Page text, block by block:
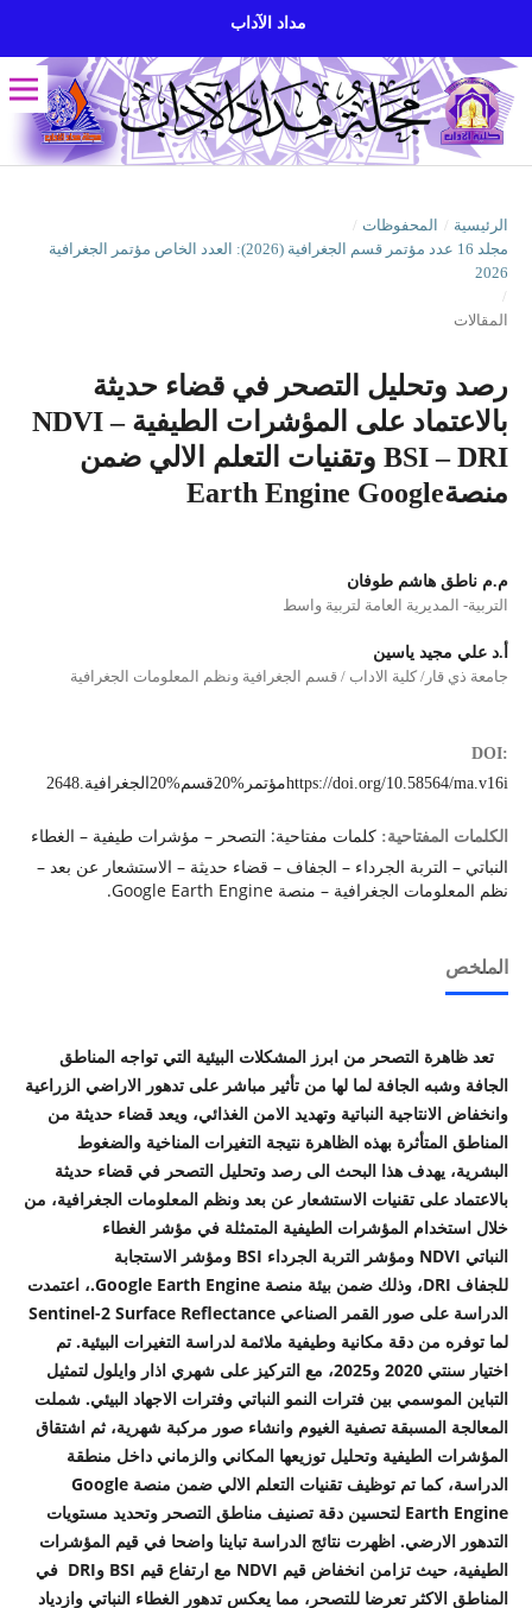
مداد الآداب
الرئيسية / المحفوظات /
مجلد 16 عدد مؤتمر قسم الجغرافية (2026): العدد الخاص مؤتمر الجغرافية
2026
/
المقالات
رصد وتحليل التصحر في قضاء حديثة
بالاعتماد على المؤشرات الطيفية NDVI –
BSI – DRI وتقنيات التعلم الالي ضمن
منصةEarth Engine Google
م.م ناطق هاشم طوفان
التربية- المديرية العامة لتربية واسط
أ.د علي مجيد ياسين
جامعة ذي قار/ كلية الاداب / قسم الجغرافية ونظم المعلومات الجغرافية
DOI:
https://doi.org/10.58564/ma.v16iمؤتمر%20قسم%20الجغرافية.2648
الكلمات المفتاحية: كلمات مفتاحية: التصحر – مؤشرات طيفية – الغطاء
النباتي – التربة الجرداء – الجفاف – قضاء حديثة – الاستشعار عن بعد –
نظم المعلومات الجغرافية – منصة Google Earth Engine.
الملخص
تعد ظاهرة التصحر من ابرز المشكلات البيئية التي تواجه المناطق
الجافة وشبه الجافة لما لها من تأثير مباشر على تدهور الاراضي الزراعية
وانخفاض الانتاجية النباتية وتهديد الامن الغذائي، ويعد قضاء حديثة من
المناطق المتأثرة بهذه الظاهرة نتيجة التغيرات المناخية والضغوط
البشرية، يهدف هذا البحث الى رصد وتحليل التصحر في قضاء حديثة
بالاعتماد على تقنيات الاستشعار عن بعد ونظم المعلومات الجغرافية، من
خلال استخدام المؤشرات الطيفية المتمثلة في مؤشر الغطاء
النباتي
ومؤشر التربة الجرداء
ومؤشر الاستجابة
للجفاف
، وذلك ضمن بيئة منصة
، اعتمدت
الدراسة على صور القمر الصناعي
لما توفره من دقة مكانية وطيفية ملائمة لدراسة التغيرات البيئية. تم
اختيار سنتي 2020 و2025، مع التركيز على شهري اذار وايلول لتمثيل
التباين الموسمي بين فترات النمو النباتي وفترات الاجهاد البيئي. شملت
المعالجة المسبقة تصفية الغيوم وانشاء صور مركبة شهرية، ثم اشتقاق
المؤشرات الطيفية وتحليل توزيعها المكاني والزماني داخل منطقة
الدراسة، كما تم توظيف تقنيات التعلم الالي ضمن منصة Google
Earth Engine لتحسين دقة تصنيف مناطق التصحر وتحديد مستويات
التدهور الارضي. اظهرت نتائج الدراسة تباينا واضحا في قيم المؤشرات
الطيفية، حيث تزامن انخفاض قيم
مع ارتفاع قيم وDRI في
المناطق الاكثر تعرضا للتصحر، مما يعكس تدهور الغطاء النباتي وازدياد